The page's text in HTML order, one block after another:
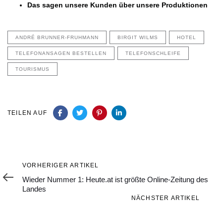
Das sagen unsere Kunden über unsere Produktionen
ANDRÉ BRUNNER-FRUHMANN BIRGIT WILMS HOTEL
TELEFONANSAGEN BESTELLEN TELEFONSCHLEIFE
TOURISMUS
TEILEN AUF
Vorheriger
Artikel
VORHERIGER ARTIKEL
Wieder Nummer 1: Heute.at ist größte Online-Zeitung des
Landes
NÄCHSTER ARTIKEL